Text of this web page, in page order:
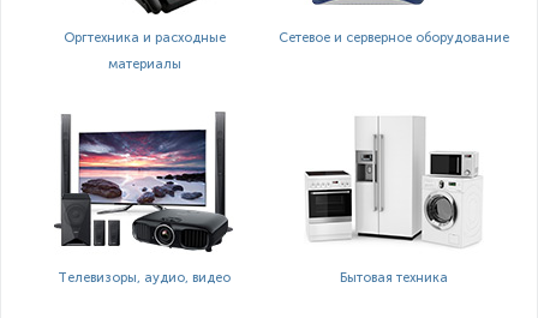
Оргтехника и расходные
материалы
Сетевое и серверное оборудование
Телевизоры, аудио, видео Бытовая техника